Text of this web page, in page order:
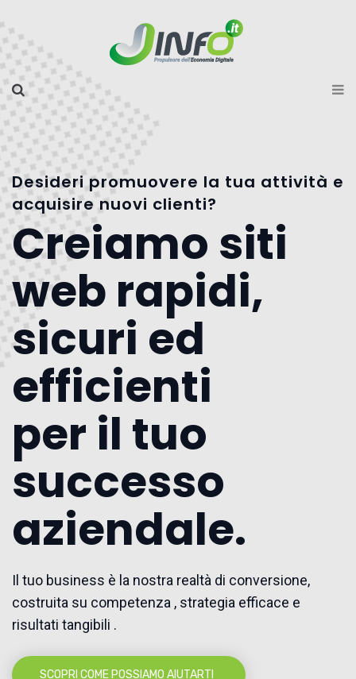
Desideri promuovere la tua attività e
acquisire nuovi clienti?
Creiamo siti
web rapidi,
sicuri ed
efficienti
per il tuo
successo
aziendale.
Il tuo business è la nostra realtà di conversione,
costruita su competenza , strategia efficace e
risultati tangibili .
SCOPRI COME POSSIAMO AIUTARTI